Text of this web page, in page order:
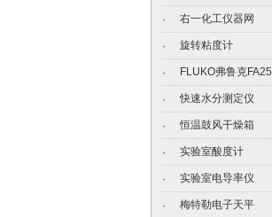
· 右一化工仪器网
· 旋转粘度计
· FLUKO弗鲁克FA25
· 快速水分测定仪
· 恒温鼓风干燥箱
· 实验室酸度计
· 实验室电导率仪
· 梅特勒电子天平